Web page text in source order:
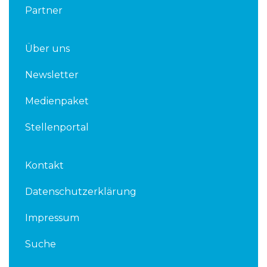
Partner
Über uns
Newsletter
Medienpaket
Stellenportal
Kontakt
Datenschutzerklärung
Impressum
Suche